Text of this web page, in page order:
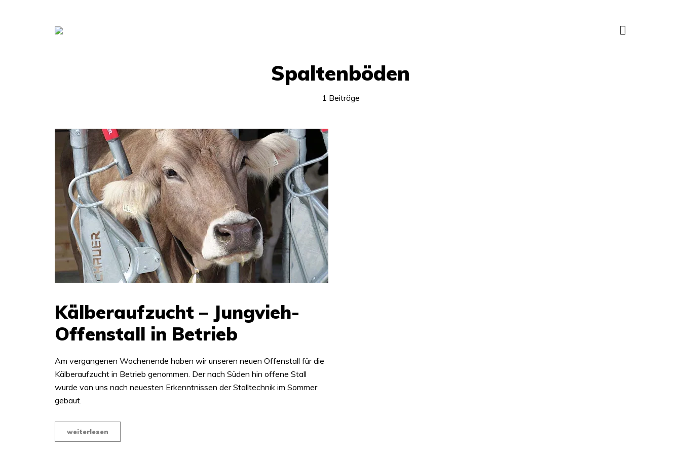
Spaltenböden
1 Beiträge
Kälberaufzucht – Jungvieh-
Offenstall in Betrieb
Am vergangenen Wochenende haben wir unseren neuen Offenstall für die
Kälberaufzucht in Betrieb genommen. Der nach Süden hin offene Stall
wurde von uns nach neuesten Erkenntnissen der Stalltechnik im Sommer
gebaut.
weiterlesen